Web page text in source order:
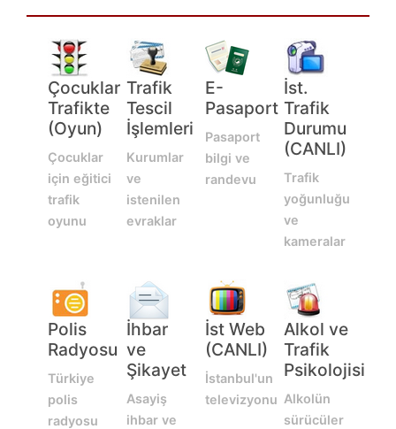
Çocuklar
Trafikte
(Oyun)
Çocuklar
için eğitici
trafik
oyunu
Trafik
Tescil
İşlemleri
Kurumlar
ve
istenilen
evraklar
E-
Pasaport
Pasaport
bilgi ve
randevu
İst.
Trafik
Durumu
(CANLI)
Trafik
yoğunluğu
ve
kameralar
Polis
Radyosu
Türkiye
polis
radyosu
İhbar
ve
Şikayet
Asayiş
ihbar ve
İst Web
(CANLI)
İstanbul'un
televizyonu
Alkol ve
Trafik
Psikolojisi
Alkolün
sürücüler